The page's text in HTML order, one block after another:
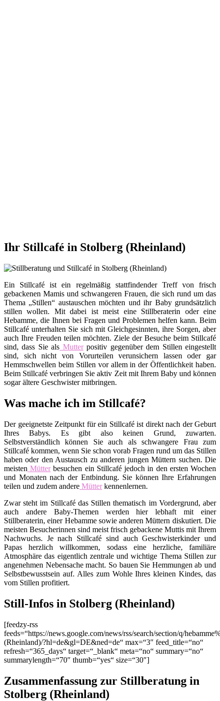
Ihr Stillcafé in Stolberg (Rheinland)
Ein Stillcafé ist ein regelmäßig stattfindender Treff von frisch
gebackenen Mamis und schwangeren Frauen, die sich rund um das
Thema „Stillen“ austauschen möchten und ihr Baby grundsätzlich
stillen wollen. Mit dabei ist meist eine Stillberaterin oder eine
Hebamme, die Ihnen bei Fragen und Problemen helfen kann. Beim
Stillcafé unterhalten Sie sich mit Gleichgesinnten, ihre Sorgen, aber
auch Ihre Freuden teilen möchten. Ziele der Besuche beim Stillcafé
sind, dass Sie als Mutterpositiv gegenüber dem Stillen eingestellt
sind, sich nicht von Vorurteilen verunsichern lassen oder gar
Hemmschwellen beim Stillen vor allem in der Öffentlichkeit haben.
Beim Stillcafé verbringen Sie aktiv Zeit mit Ihrem Baby und können
sogar ältere Geschwister mitbringen.
Was mache ich im Stillcafé?
Der geeignetste Zeitpunkt für ein Stillcafé ist direkt nach der Geburt
Ihres Babys. Es gibt also keinen Grund, zuwarten.
Selbstverständlich können Sie auch als schwangere Frau zum
Stillcafé kommen, wenn Sie schon vorab Fragen rund um das Stillen
haben oder den Austausch zu anderen jungen Müttern suchen. Die
meisten Mütterbesuchen ein Stillcafé jedoch in den ersten Wochen
und Monaten nach der Entbindung. Sie können Ihre Erfahrungen
teilen und zudem andere Mütterkennenlernen.
Zwar steht im Stillcafé das Stillen thematisch im Vordergrund, aber
auch andere Baby-Themen werden hier lebhaft mit einer
Stillberaterin, einer Hebamme sowie anderen Müttern diskutiert. Die
meisten Besucherinnen sind meist frisch gebackene Muttis mit Ihrem
Nachwuchs. Je nach Stillcafé sind auch Geschwisterkinder und
Papas herzlich willkommen, sodass eine herzliche, familiäre
Atmosphäre das eigentlich zentrale und wichtige Thema Stillen zur
angenehmen Nebensache macht. So bauen Sie Hemmungen ab und
Selbstbewusstsein auf. Alles zum Wohle Ihres kleinen Kindes, das
vom Stillen profitiert.
Still-Infos in Stolberg (Rheinland)
[feedzy-rss
feeds=“https://news.google.com/news/rss/search/section/q/
(Rheinland)/?hl=de&gl=DE&ned=de“ max=“3″ feed_title=“no“
refresh=“365_days“ target=“_blank“ meta=“no“ summary=“no“
summarylength=“70″ thumb=“yes“ size=“30″]
Zusammenfassung zur Stillberatung in
Stolberg (Rheinland)